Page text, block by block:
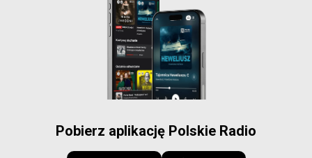
Pobierz aplikację Polskie Radio